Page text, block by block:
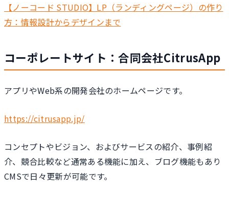
【ノーコード STUDIO】LP（ランディングページ）の作り
方：情報設計からデザインまで
コーポレートサイト：合同会社CitrusApp
アプリやWeb系の開発会社のホームページです。
https://citrusapp.jp/
コンセプトやビジョン、およびサービスの紹介、事例紹
介、競合比較など通常ある機能に加え、ブログ機能もあり
CMSで日々更新が可能です。